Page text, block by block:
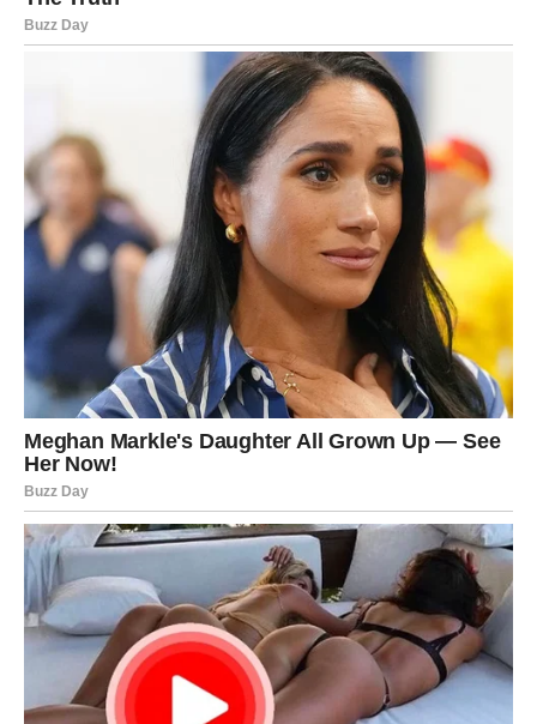
snažan trag i budi osećaj sudbinske povezanosti.
Poruka ljubavi za Škorpiju:Ljubav traži potpunu
STRELAC
Strelčevi naredna tri dana osećaju lakoću, optimizam i
radost u ljubavi. Ako si u vezi, više smeha, zajedničkih
planova i spontanosti.
Slobodni Strelčevi mogu započeti flert koji donosi
uzbuđenje i novu nadu.
Poruka ljubavi za Strelca:Uživaj u trenutku – ne moraš
sve znati unapred.
JARAC
Jarčevi ulaze uozbiljan i emotivno zahtevan period. Ako
si u vezi, dolazi potreba za razgovorom o budućnosti,
stabilnosti i sigurnosti. Možda neće biti lako, ali biće
potrebno.
Slobodni Jarčevi mogu se iznenaditi emocijama koje se